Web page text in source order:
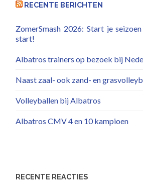
RECENTE BERICHTEN
ZomerSmash 2026: Start je
start!
Albatros trainers op bezoek bij
Naast zaal- ook zand- en
Volleyballen bij Albatros
Albatros CMV 4 en 10 kampioen
RECENTE REACTIES